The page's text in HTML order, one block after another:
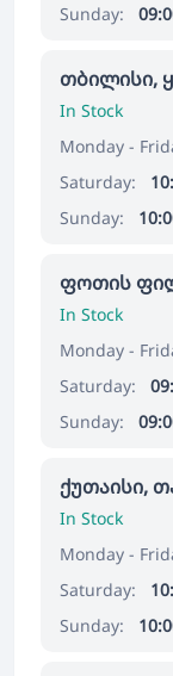
Sunday:
თბილისი,
In Stock
Monday -
Saturday:
Sunday:
ფოთის
In Stock
Monday -
Saturday:
Sunday:
ქუთაისი,
In Stock
Monday -
Saturday:
Sunday: